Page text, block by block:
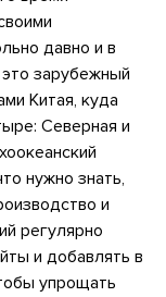
давно и в
зарубежный
Китая, куда
Северная и
нужно знать,
и
регулярно
и добавлять в
упрощать